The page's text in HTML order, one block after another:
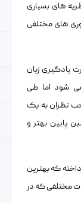
های بسیاری
های مختلفی
یادگیری زبان
شود اما طی
نظران به یک
پایین بهتر و
که بهترین
مختلفی که در